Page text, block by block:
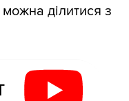
ділитися з